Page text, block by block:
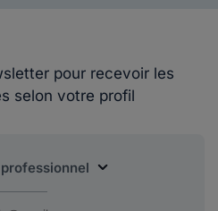
pour recevoir les
selon votre profil